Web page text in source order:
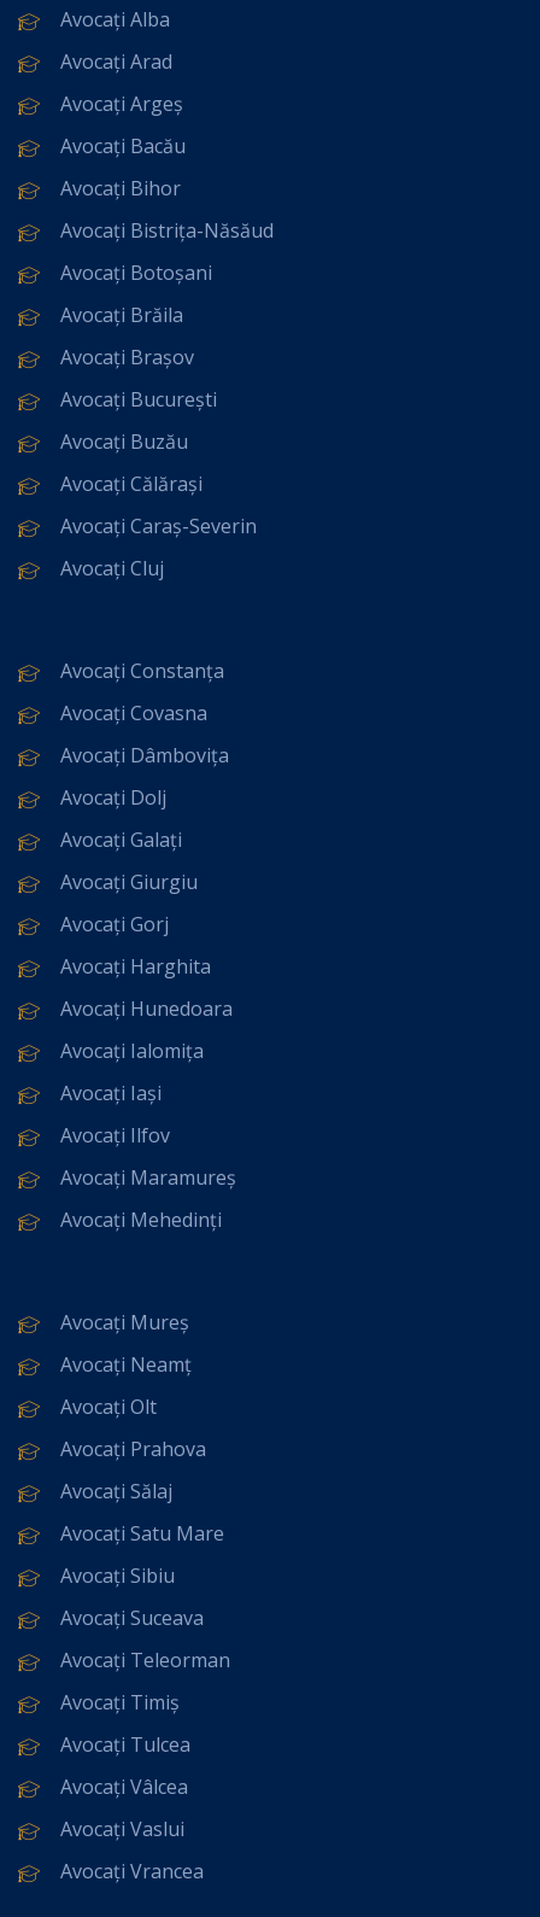
Avocați Alba
Avocați Arad
Avocați Argeș
Avocați Bacău
Avocați Bihor
Avocați Bistrița-Năsăud
Avocați Botoșani
Avocați Brăila
Avocați Brașov
Avocați București
Avocați Buzău
Avocați Călărași
Avocați Caraș-Severin
Avocați Cluj
Avocați Constanța
Avocați Covasna
Avocați Dâmbovița
Avocați Dolj
Avocați Galați
Avocați Giurgiu
Avocați Gorj
Avocați Harghita
Avocați Hunedoara
Avocați Ialomița
Avocați Iași
Avocați Ilfov
Avocați Maramureș
Avocați Mehedinți
Avocați Mureș
Avocați Neamț
Avocați Olt
Avocați Prahova
Avocați Sălaj
Avocați Satu Mare
Avocați Sibiu
Avocați Suceava
Avocați Teleorman
Avocați Timiș
Avocați Tulcea
Avocați Vâlcea
Avocați Vaslui
Avocați Vrancea